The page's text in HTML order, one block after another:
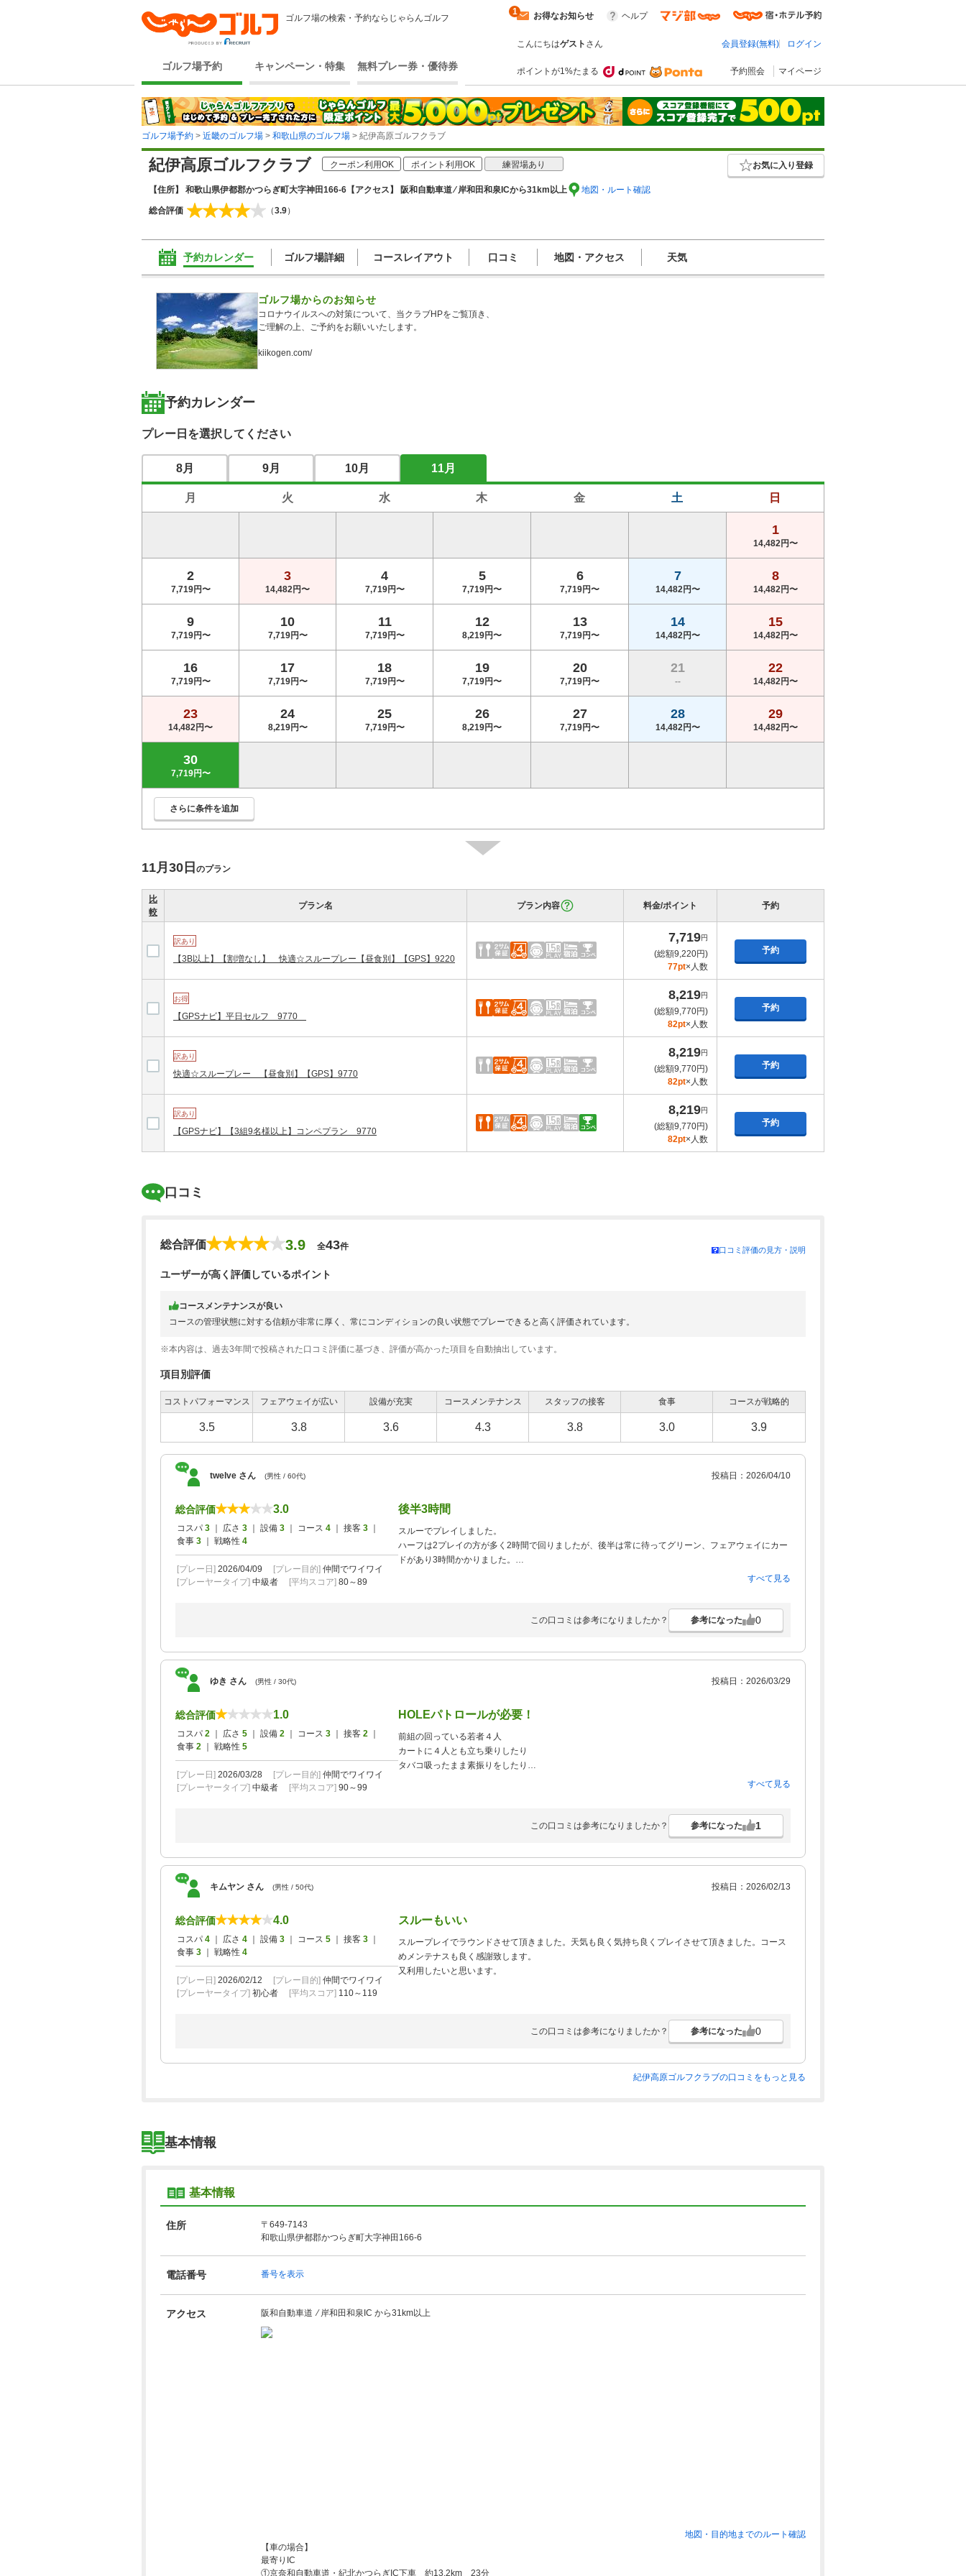
ゴルフ場の検索・予約ならじゃらんゴルフ
ゴルフ場予約 キャンペーン・特集 無料プレー券・優待券
お得なお知らせ
1 ヘルプ
こんにちはゲスト さん 会員登録(無料) ログイン
ポイントが1%たまる 予約照会 マイページ
ゴルフ場予約 > 近畿のゴルフ場 > 和歌山県のゴルフ場 > 紀伊高原ゴルフクラブ
紀伊高原ゴルフクラブ クーポン利用OK ポイント利用OK 練習場あり お気に入り登録
【住所】 和歌山県伊都郡かつらぎ町大字神田166-6 【アクセス】 阪和自動車道 ⁄ 岸和田和泉ICから31km以上 地図・ルート確認
総合評価 （3.9）
予約カレンダー ゴルフ場詳細 コースレイアウト 口コミ 地図・アクセス 天気
ゴルフ場からのお知らせ
コロナウイルスへの対策について、当クラブHPをご覧頂き、
ご理解の上、ご予約をお願いいたします。
kiikogen.com/
予約カレンダー
プレー日を選択してください
8月 9月 10月 11月
月 火 水 木 金 土 日
1
14,482円〜
2
7,719円〜
3
14,482円〜
4
7,719円〜
5
7,719円〜
6
7,719円〜
7
14,482円〜
8
14,482円〜
9
7,719円〜
10
7,719円〜
11
7,719円〜
12
8,219円〜
13
7,719円〜
14
14,482円〜
15
14,482円〜
16
7,719円〜
17
7,719円〜
18
7,719円〜
19
7,719円〜
20
7,719円〜
21
--
22
14,482円〜
23
14,482円〜
24
8,219円〜
25
7,719円〜
26
8,219円〜
27
7,719円〜
28
14,482円〜
29
14,482円〜
30
7,719円〜
さらに条件を追加
11月30日 のプラン
比
較
プラン名 プラン内容 料金/ポイント 予約
訳あり
【3B以上】【割増なし】 快適☆スループレー【昼食別】【GPS】9220
7,719円
(総額9,220円)
77pt×人数
予約
お得
【GPSナビ】平日セルフ 9770
8,219円
(総額9,770円)
82pt×人数
予約
訳あり
快適☆スループレー 【昼食別】【GPS】9770
8,219円
(総額9,770円)
82pt×人数
予約
訳あり
【GPSナビ】【3組9名様以上】コンペプラン 9770
8,219円
(総額9,770円)
82pt×人数
予約
口コミ
総合評価 3.9 全43件 口コミ評価の見方・説明
ユーザーが高く評価しているポイント
コースメンテナンスが良い
コースの管理状態に対する信頼が非常に厚く、常にコンディションの良い状態でプレーできると高く評価されています。
※本内容は、過去3年間で投稿された口コミ評価に基づき、評価が高かった項目を自動抽出しています。
項目別評価
コストパフォーマンス フェアウェイが広い 設備が充実 コースメンテナンス スタッフの接客 食事 コースが戦略的
3.5 3.8 3.6 4.3 3.8 3.0 3.9
twelve さん (男性 / 60代) 投稿日：2026/04/10
総合評価 3.0
コスパ 3 ｜ 広さ 3 ｜ 設備 3 ｜ コース 4 ｜ 接客 3
食事 3 ｜ 戦略性 4
[プレー日] 2026/04/09 [プレー目的] 仲間でワイワイ
[プレーヤータイプ] 中級者 [平均スコア] 80～89
後半3時間
スルーでプレイしました。
ハーフは2プレイの方が多く2時間で回りましたが、後半は常に待ってグリーン、フェアウェイにカー
ドがあり3時間かかりました。
すべて見る
この口コミは参考になりましたか？ 参考になった 0
ゆき さん (男性 / 30代) 投稿日：2026/03/29
総合評価 1.0
コスパ 2 ｜ 広さ 5 ｜ 設備 2 ｜ コース 3 ｜ 接客 2
食事 2 ｜ 戦略性 5
[プレー日] 2026/03/28 [プレー目的] 仲間でワイワイ
[プレーヤータイプ] 中級者 [平均スコア] 90～99
HOLEパトロールが必要！
前組の回っている若者４人
カートに４人とも立ち乗りしたり
タバコ吸ったまま素振りをしたり
後ろ待っているのにカートがなかなか進まない。
すべて見る
この口コミは参考になりましたか？ 参考になった 1
キムヤン さん (男性 / 50代) 投稿日：2026/02/13
総合評価 4.0
コスパ 4 ｜ 広さ 4 ｜ 設備 3 ｜ コース 5 ｜ 接客 3
食事 3 ｜ 戦略性 4
[プレー日] 2026/02/12 [プレー目的] 仲間でワイワイ
[プレーヤータイプ] 初心者 [平均スコア] 110～119
スルーもいい
スループレイでラウンドさせて頂きました。天気も良く気持ち良くプレイさせて頂きました。コース
めメンテナスも良く感謝致します。
又利用したいと思います。
この口コミは参考になりましたか？ 参考になった 0
紀伊高原ゴルフクラブの口コミをもっと見る
基本情報
基本情報
住所
〒649-7143
和歌山県伊都郡かつらぎ町大字神田166-6
電話番号 番号を表示
アクセス 阪和自動車道 ⁄ 岸和田和泉IC から31km以上
地図・目的地までのルート確認
【車の場合】
最寄りIC
①京奈和自動車道・紀北かつらぎIC下車 約13.2km 23分